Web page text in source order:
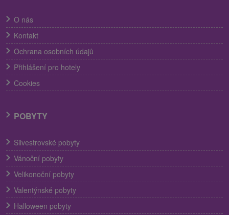
O nás
Kontakt
Ochrana osobních údajů
Přihlášení pro hotely
Cookies
POBYTY
Silvestrovské pobyty
Vánoční pobyty
Velikonoční pobyty
Valentýnské pobyty
Halloween pobyty